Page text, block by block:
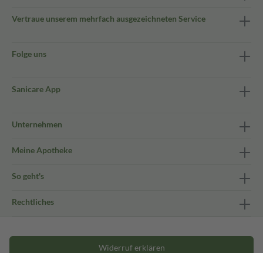
Vertraue unserem mehrfach ausgezeichneten Service
Folge uns
Sanicare App
Unternehmen
Meine Apotheke
So geht's
Rechtliches
Widerruf erklären